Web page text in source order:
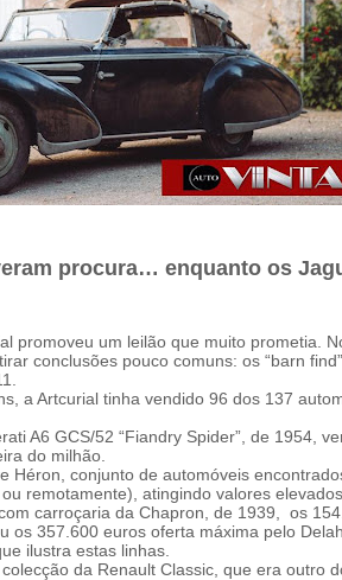
procura… enquanto os
promoveu um leilão que muito prometia.
conclusões pouco comuns: os “barn
a Artcurial tinha vendido 96 dos 137
A6 GCS/52 “Fiandry Spider”, de 1954,
do milhão.
Héron, conjunto de automóveis
remotamente), atingindo valores
carroçaria da Chapron, de 1939,
os
os 357.600 euros oferta máxima pelo
ilustra estas linhas.
da Renault Classic, que era outro